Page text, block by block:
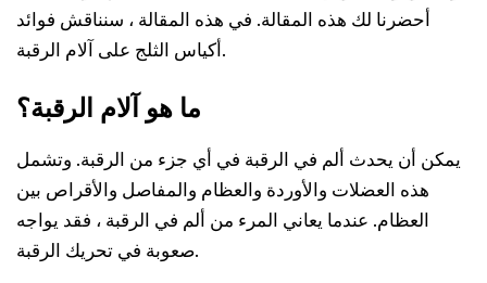
أحضرنا لك هذه المقالة. في هذه المقالة ، سنناقش فوائد
أكياس الثلج على آلام الرقبة.
ما هو آلام الرقبة؟
يمكن أن يحدث ألم في الرقبة في أي جزء من الرقبة. وتشمل
هذه العضلات والأوردة والعظام والمفاصل والأقراص بين
العظام. عندما يعاني المرء من ألم في الرقبة ، فقد يواجه
صعوبة في تحريك الرقبة.